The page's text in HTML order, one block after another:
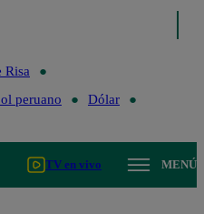
Risa
peruano
Dólar
TV en vivo MENÚ